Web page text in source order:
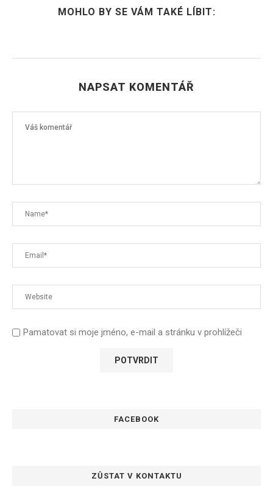
MOHLO BY SE VÁM TAKÉ LÍBIT:
NAPSAT KOMENTÁŘ
Pamatovat si moje jméno, e-mail a stránku v prohlížeči
FACEBOOK
ZŮSTAT V KONTAKTU